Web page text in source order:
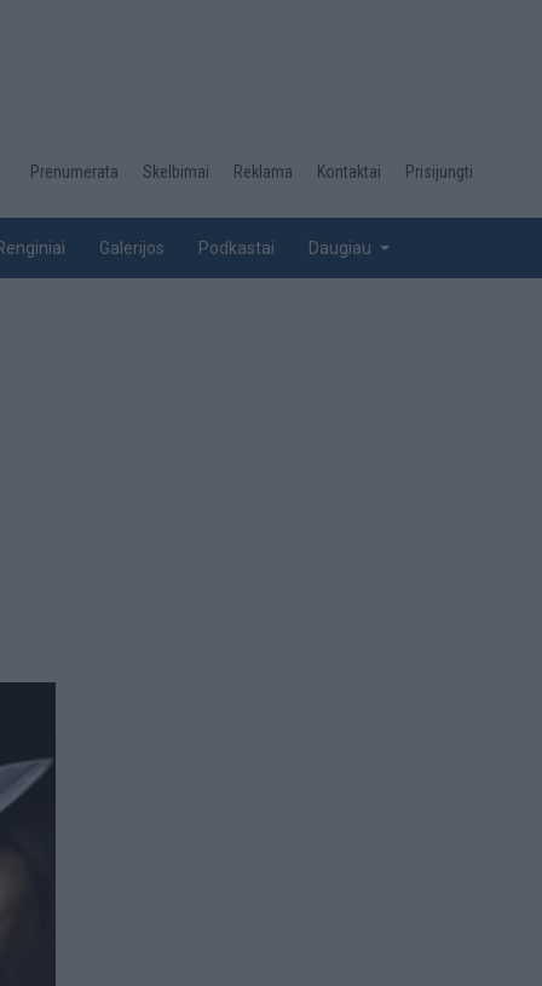
Desktop
top
Prenumerata Skelbimai Reklama Kontaktai Prisijungti
Galerijos Podkastai Daugiau